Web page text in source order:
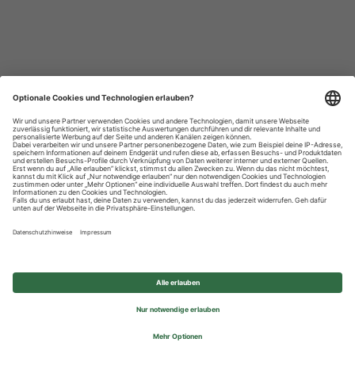
Datenschutzhinweise
Impressum
Privatsphäre-Einstellungen
© 2026 REWE Group - All rights reserved